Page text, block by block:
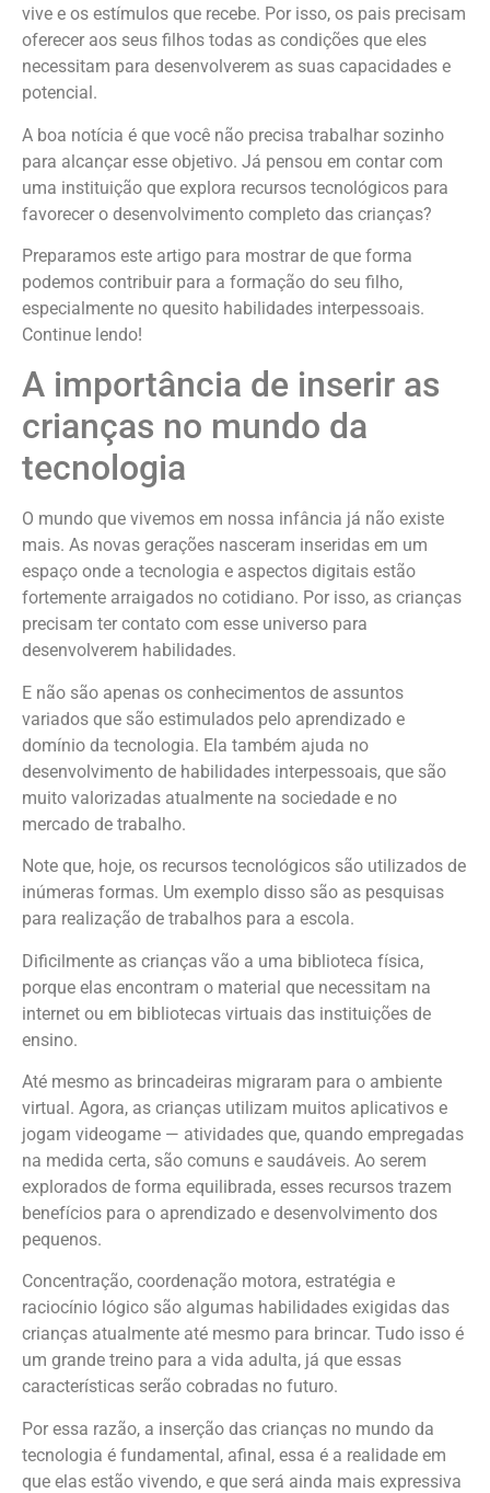
vive e os estímulos que recebe. Por isso, os pais precisam
oferecer aos seus filhos todas as condições que eles
necessitam para desenvolverem as suas capacidades e
potencial.
A boa notícia é que você não precisa trabalhar sozinho
para alcançar esse objetivo. Já pensou em contar com
uma instituição que explora recursos tecnológicos para
favorecer o desenvolvimento completo das crianças?
Preparamos este artigo para mostrar de que forma
podemos contribuir para a formação do seu filho,
especialmente no quesito habilidades interpessoais.
Continue lendo!
A importância de inserir as
crianças no mundo da
tecnologia
O mundo que vivemos em nossa infância já não existe
mais. As novas gerações nasceram inseridas em um
espaço onde a tecnologia e aspectos digitais estão
fortemente arraigados no cotidiano. Por isso, as crianças
precisam ter contato com esse universo para
desenvolverem habilidades.
E não são apenas os conhecimentos de assuntos
variados que são estimulados pelo aprendizado e
domínio da tecnologia. Ela também ajuda no
desenvolvimento de habilidades interpessoais, que são
muito valorizadas atualmente na sociedade e no
mercado de trabalho.
Note que, hoje, os recursos tecnológicos são utilizados de
inúmeras formas. Um exemplo disso são as pesquisas
para realização de trabalhos para a escola.
Dificilmente as crianças vão a uma biblioteca física,
porque elas encontram o material que necessitam na
internet ou em bibliotecas virtuais das instituições de
ensino.
Até mesmo as brincadeiras migraram para o ambiente
virtual. Agora, as crianças utilizam muitos aplicativos e
jogam videogame — atividades que, quando empregadas
na medida certa, são comuns e saudáveis. Ao serem
explorados de forma equilibrada, esses recursos trazem
benefícios para o aprendizado e desenvolvimento dos
pequenos.
Concentração, coordenação motora, estratégia e
raciocínio lógico são algumas habilidades exigidas das
crianças atualmente até mesmo para brincar. Tudo isso é
um grande treino para a vida adulta, já que essas
características serão cobradas no futuro.
Por essa razão, a inserção das crianças no mundo da
tecnologia é fundamental, afinal, essa é a realidade em
que elas estão vivendo, e que será ainda mais expressiva